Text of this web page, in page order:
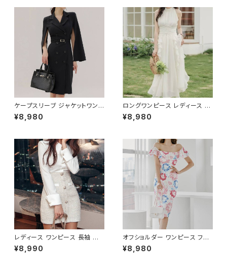
ビジネススーツ ロング パンツス
ーツ ロングパンツ ペプラム ノー
カラースーツ ペプラムジャケット
レディーススーツ 大きいサイズ
オフィス OL オフィスカジュアル
ビジネス 結婚式 パーティー お
呼ばれ ブラック ネイビー グレ
ー S M L XL 2XL 3XL 4XL 5
XL 10代 20代 30代 40代 C-
WAW1079
ワンピドレス OL エレガント フ
ォーマル ブラック ボルドー ホワ
イト 大きいサイズ きれいめ ドレ
スワンピース お呼ばれ 韓国 フ
ァッション オフィスカジュアル 韓
国風 キャバドレス ナイトドレス
ナイトワンピ カジュアル 10代 2
0代 30代 40代 C-OSS0127
ケープスリーブ ジャケットワンピ
ース ベルト付き ワンピース レデ
ィース 長袖 襟付き タイト スー
ート 二次会 結婚式 春 夏 秋 冬
お呼ばれ ブラック ベージュ お
しゃれ 高見え 20代 30代 40代
フォーマル 体型カバー 人気 トレ
ンド C-OSS0136
¥8,980
ロングワンピース レディース シ
フォン フリル ハイネック ノース
リーブ フレア Aライン エレガン
秋 冬 お呼ばれ デート 食事会
フォーマル リゾート パーティー
人気 大人可愛い ホワイト C-O
¥8,980
レディース ワンピース 長袖 シャ
ツワンピース ツイード切替 ミニ
ワンピース 上品 フォーマル ホ
¥8,990
オフショルダー ワンピース フラ
ワー柄 タイトワンピース ドレス
花柄ワンピ 春夏 エレガント 大
¥8,980